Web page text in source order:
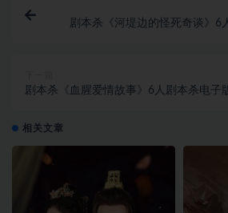
剧本杀《河堤边的怪死奇谈》6
剧本杀《血腥爱情故事》6人剧本杀电子
相关文章